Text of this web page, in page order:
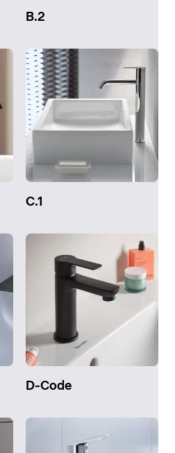
B.2
C.1
D-Code